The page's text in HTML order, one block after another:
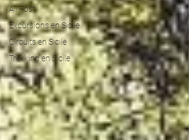
All Post
Excursions en Sicile
Circuits en Sicile
Trekking en Sicile